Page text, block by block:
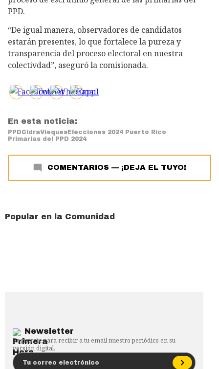
PPD.
“De igual manera, observadores de candidatos
estarán presentes, lo que fortalece la pureza y
transparencia del proceso electoral en nuestra
colectivdad”, aseguró la comisionada.
En esta noticia:
PPDCidraVieques Elecciones 2024 Puerto Rico
Primarias del PPD 2024
COMENTARIOS — ¡DEJA EL TUYO!
Popular en la Comunidad
Newsletter
Regístrate para recibir a tu email nuestro periódico en su
versión digital.